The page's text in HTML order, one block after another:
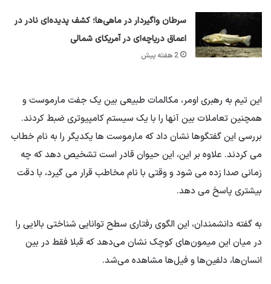
سرطان واگیردار در ماهی‌ها؛ کشف پدیده‌ای نادر در
اعماق دریاچه‌ای در آمریکای شمالی
2 هفته پیش
این تیم به رهبری اومر، مکالمات طبیعی بین یک جفت مارموست و
همچنین تعاملات بین آنها را با یک سیستم کامپیوتری ضبط کردند.
بررسی این گفتگوها نشان داد که مارموست ها یکدیگر را به نام خطاب
می کردند. علاوه بر این، این حیوان قادر است تشخیص دهد که چه
زمانی صدا زده می شود و وقتی با نام مخاطب قرار می گیرد، با دقت
بیشتری پاسخ می دهد.
به گفته دانشمندان، این الگوی رفتاری سطح توانایی شناختی بالایی را
در میان این میمون‌های کوچک نشان می‌دهد که قبلا فقط در بین
انسان‌ها، دلفین‌ها و فیل‌ها مشاهده می‌شد.